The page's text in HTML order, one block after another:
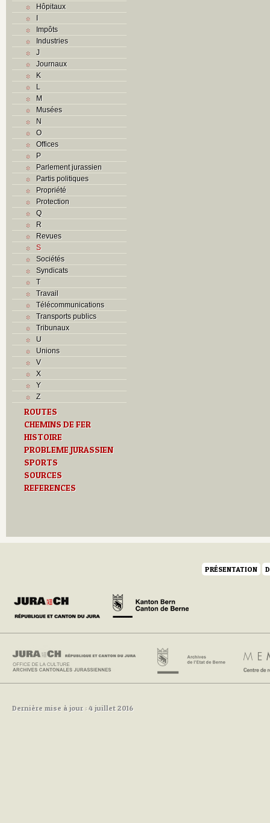
Hôpitaux
I
Impôts
Industries
J
Journaux
K
L
M
Musées
N
O
Offices
P
Parlement jurassien
Partis politiques
Propriété
Protection
Q
R
Revues
S
Sociétés
Syndicats
T
Travail
Télécommunications
Transports publics
Tribunaux
U
Unions
V
X
Y
Z
ROUTES
CHEMINS DE FER
HISTOIRE
PROBLEME JURASSIEN
SPORTS
SOURCES
REFERENCES
PRÉSENTATION
Dernière mise à jour : 4 juillet 2016